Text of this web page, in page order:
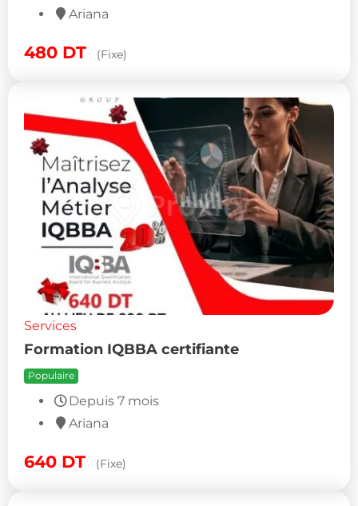
Ariana
480 DT (Fixe)
Services
Formation IQBBA certifiante
Populaire
Depuis 7 mois
Ariana
640 DT (Fixe)